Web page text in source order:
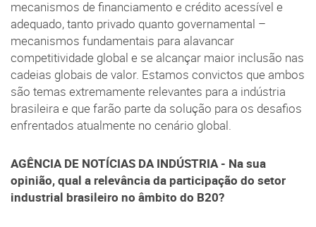
mecanismos de financiamento e crédito acessível e
adequado, tanto privado quanto governamental –
mecanismos fundamentais para alavancar
competitividade global e se alcançar maior inclusão nas
cadeias globais de valor. Estamos convictos que ambos
são temas extremamente relevantes para a indústria
brasileira e que farão parte da solução para os desafios
enfrentados atualmente no cenário global.
AGÊNCIA DE NOTÍCIAS DA INDÚSTRIA - Na sua
opinião, qual a relevância da participação do setor
industrial brasileiro no âmbito do B20?